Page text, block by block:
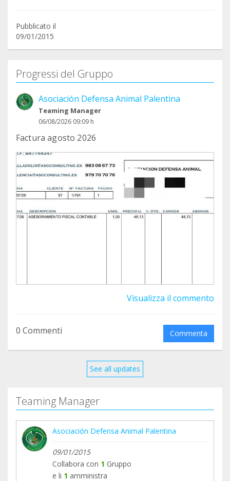
Pubblicato il
09/01/2015
Progressi del Gruppo
Asociación Defensa Animal Palentina
Teaming Manager
06/08/2026 09:09 h
Factura agosto 2026
Visualizza il commento
0 Commenti Commenta
See all updates
Teaming Manager
Asociación Defensa Animal Palentina
09/01/2015
Collabora con 1 Gruppo
e li 1 amministra